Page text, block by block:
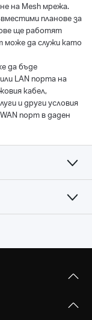
на Mesh мрежа.
планове за
ще работят
може да служи като
да бъде
LAN порта на
кабел,
и други условия
порт в даден